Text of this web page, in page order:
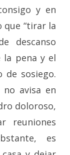
y en
que “tirar la
descanso
la pena y el
de sosiego.
no avisa en
doloroso,
reuniones
es